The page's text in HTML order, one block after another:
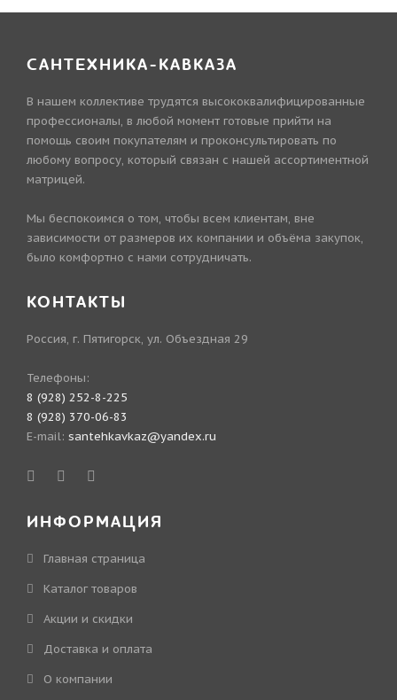
САНТЕХНИКА-КАВКАЗА
В нашем коллективе трудятся высококвалифицированные
профессионалы, в любой момент готовые прийти на
помощь своим покупателям и проконсультировать по
любому вопросу, который связан с нашей ассортиментной
матрицей.
Мы беспокоимся о том, чтобы всем клиентам, вне
зависимости от размеров их компании и объёма закупок,
было комфортно с нами сотрудничать.
КОНТАКТЫ
Россия, г. Пятигорск, ул. Объездная 29
Телефоны:
8 (928) 252-8-225
8 (928) 370-06-83
E-mail: santehkavkaz@yandex.ru
ИНФОРМАЦИЯ
Главная страница
Каталог товаров
Акции и скидки
Доставка и оплата
О компании